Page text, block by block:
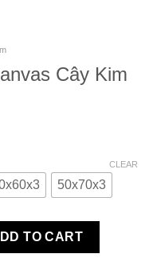
Cây Kim
50x70x3
CLEAR
Kim Tiền TB-589 quantity
TO CART